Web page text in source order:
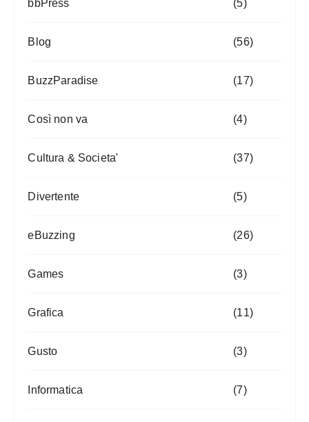
bbPress (5)
Blog (56)
BuzzParadise (17)
Così non va (4)
Cultura & Societa' (37)
Divertente (5)
eBuzzing (26)
Games (3)
Grafica (11)
Gusto (3)
Informatica (7)